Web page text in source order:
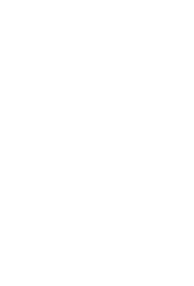
Entonces, la Guardia
corresponderían con
de 2020», indicando
cuentas bancarias
pudieran constituir
En este nuevo
Aldama explica que
original», como se
abril de ese año,